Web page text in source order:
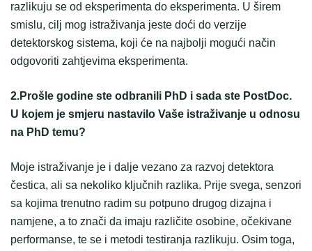
razlikuju se od eksperimenta do eksperimenta. U širem
smislu, cilj mog istraživanja jeste doći do verzije
detektorskog sistema, koji će na najbolji mogući način
odgovoriti zahtjevima eksperimenta.
2.Prošle godine ste odbranili PhD i sada ste PostDoc.
U kojem je smjeru nastavilo Vaše istraživanje u odnosu
na PhD temu?
Moje istraživanje je i dalje vezano za razvoj detektora
čestica, ali sa nekoliko ključnih razlika. Prije svega, senzori
sa kojima trenutno radim su potpuno drugog dizajna i
namjene, a to znači da imaju različite osobine, očekivane
performanse, te se i metodi testiranja razlikuju. Osim toga,